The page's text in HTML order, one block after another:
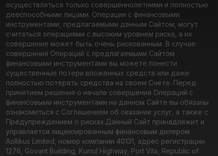
осуществляться только совершеннолетними и полностью
дееспособными лицами. Операции с финансовыми
инструментами, предлагаемыми данным Сайтом, могут
считаться операциями с высоким уровнем риска, а их
совершение может быть очень рискованным. В случае
совершения Операций с предлагаемыми Сайтом
финансовыми инструментами вы можете понести
существенные потери вложенных средств или даже
полностью потерять средства на своем Счете. Перед
принятием решения о начале совершения Операций с
финансовыми инструментами на данном Сайте вы обязаны
ознакомиться с Соглашением об оказании услуг, а также с
Предупреждением о рисках.Данный Сайт принадлежит и
управляется лицензированным финансовым дилером
Aollikus Limited, номер компании 40131, адрес регистрации
1276, Govant Building, Kumul Highway, Port Vila, Republic of